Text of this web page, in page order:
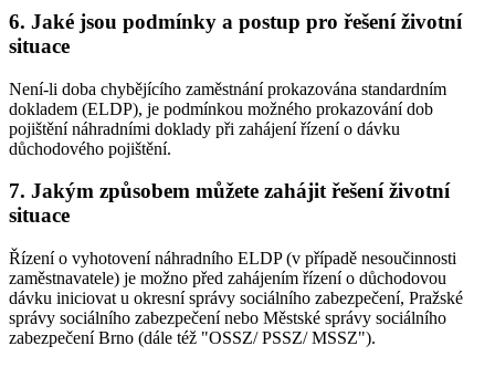
6. Jaké jsou podmínky a postup pro řešení životní
situace
Není-li doba chybějícího zaměstnání prokazována standardním
dokladem (ELDP), je podmínkou možného prokazování dob
pojištění náhradními doklady při zahájení řízení o dávku
důchodového pojištění.
7. Jakým způsobem můžete zahájit řešení životní
situace
Řízení o vyhotovení náhradního ELDP (v případě nesoučinnosti
zaměstnavatele) je možno před zahájením řízení o důchodovou
dávku iniciovat u okresní správy sociálního zabezpečení, Pražské
správy sociálního zabezpečení nebo Městské správy sociálního
zabezpečení Brno (dále též "OSSZ/ PSSZ/ MSSZ").